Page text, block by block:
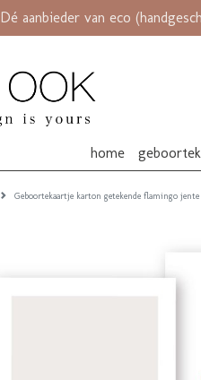
Dé aanbieder van eco
home
Geboortekaartje karton getekende flamingo jente